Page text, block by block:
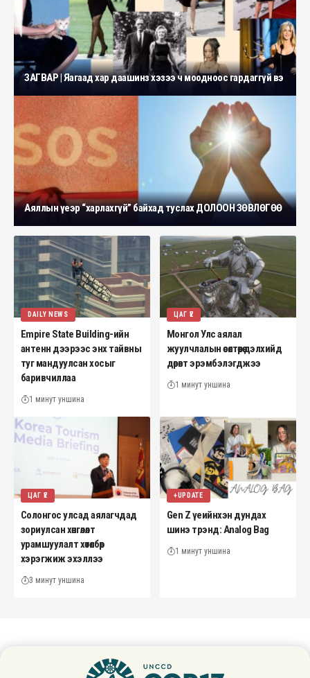
ЗАГВАР | Яагаад хар даашинз хэзээ ч моодноос гардаггүй вэ
Аяллын үеэр “харлахгүй” байхад туслах ДОЛООН ЗӨВЛӨГӨӨ
DAILY NEWS
Empire State Building-ийн
антенн дээрээс энх тайвны
туг мандуулсан хосыг
баривчиллаа
1 минут уншина
ЦАГ ҮЕ
Монгол Улс аялал
жуулчлалын өсөлтөөрөө дэлхийд
дөрөвт эрэмбэлэгджээ
1 минут уншина
ЦАГ ҮЕ
Солонгос улсад аялагчдад
зориулсан хөнгөлөлт
урамшуулалт хөтөлбөр
хэрэгжиж эхэллээ
3 минут уншина
+UPDATE
Gen Z үеийнхэн дундах
шинэ трэнд: Analog Bag
1 минут уншина